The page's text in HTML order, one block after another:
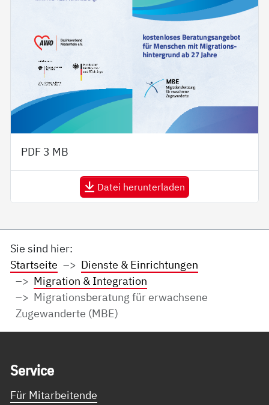
PDF 3 MB
Datei herunterladen
Sie sind hier:
Startseite
Dienste & Einrichtungen
Migration & Integration
Migrationsberatung für erwachsene
Zugewanderte (MBE)
Ser­vice
Für Mitarbeitende